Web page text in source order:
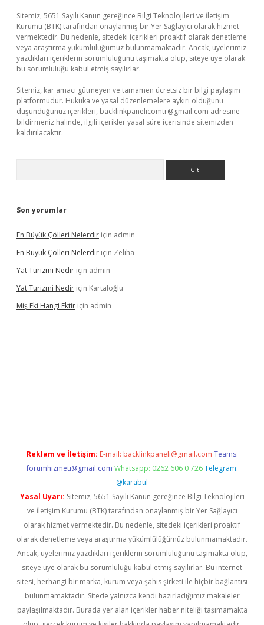
Sitemiz, 5651 Sayılı Kanun gereğince Bilgi Teknolojileri ve İletişim
Kurumu (BTK) tarafından onaylanmış bir Yer Sağlayıcı olarak hizmet
vermektedir. Bu nedenle, sitedeki içerikleri proaktif olarak denetleme
veya araştırma yükümlülüğümüz bulunmamaktadır. Ancak, üyelerimiz
yazdıkları içeriklerin sorumluluğunu taşımakta olup, siteye üye olarak
bu sorumluluğu kabul etmiş sayılırlar.
Sitemiz, kar amacı gütmeyen ve tamamen ücretsiz bir bilgi paylaşım
platformudur. Hukuka ve yasal düzenlemelere aykırı olduğunu
düşündüğünüz içerikleri, backlinkpanelicomtr@gmail.com adresine
bildirmeniz halinde, ilgili içerikler yasal süre içerisinde sitemizden
kaldırılacaktır.
Son yorumlar
En Büyük Çölleri Nelerdir için admin
En Büyük Çölleri Nelerdir için Zeliha
Yat Turizmi Nedir için admin
Yat Turizmi Nedir için Kartaloğlu
Miş Eki Hangi Ektir için admin
Reklam ve İletişim: E-mail: backlinkpaneli@gmail.com Teams:
forumhizmeti@gmail.com Whatsapp: 0262 606 0 726 Telegram:
@karabul
Yasal Uyarı: Sitemiz, 5651 Sayılı Kanun gereğince Bilgi Teknolojileri
ve İletişim Kurumu (BTK) tarafından onaylanmış bir Yer Sağlayıcı
olarak hizmet vermektedir. Bu nedenle, sitedeki içerikleri proaktif
olarak denetleme veya araştırma yükümlülüğümüz bulunmamaktadır.
Ancak, üyelerimiz yazdıkları içeriklerin sorumluluğunu taşımakta olup,
siteye üye olarak bu sorumluluğu kabul etmiş sayılırlar. Bu internet
sitesi, herhangi bir marka, kurum veya şahıs şirketi ile hiçbir bağlantısı
bulunmamaktadır. Sitede yalnızca kendi hazırladığımız makaleler
paylaşılmaktadır. Burada yer alan içerikler haber niteliği taşımamakta